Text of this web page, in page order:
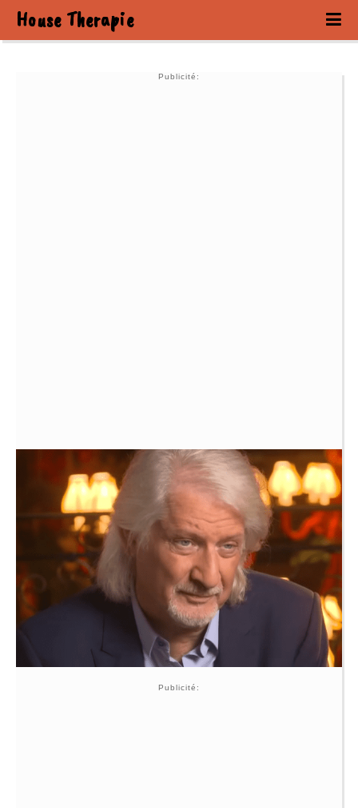
House Therapie
Publicité:
Publicité: